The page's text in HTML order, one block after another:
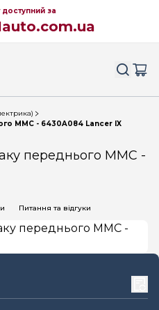
за
MMC - 6430A084 Lancer IX
переднього MMC -
Питання та відгуки